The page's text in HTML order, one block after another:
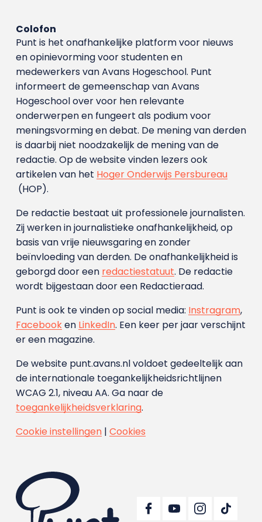
Colofon
Punt is het onafhankelijke platform voor nieuws
en opinievorming voor studenten en
medewerkers van Avans Hoge­school. Punt
informeert de gemeenschap van Avans
Hogeschool over voor hen relevante
onderwerpen en fungeert als podium voor
meningsvorming en debat. De mening van derden
is daarbij niet noodzakelijk de mening van de
redactie. Op de website vinden lezers ook
artikelen van het Hoger Onderwijs Persbureau
(HOP).
De redactie bestaat uit professionele journalisten.
Zij werken in journalistieke onafhankelijkheid, op
basis van vrije nieuwsgaring en zonder
beïnvloeding van derden. De onafhankelijkheid is
geborgd door een redactiestatuut. De redactie
wordt bijgestaan door een Redactieraad.
Punt is ook te vinden op social media: Instragram,
Facebooken LinkedIn. Een keer per jaar verschijnt
er een magazine.
De website punt.avans.nl voldoet gedeeltelijk aan
de internationale toegankelijkheidsrichtlijnen
WCAG 2.1, niveau AA. Ga naar de
toegankelijkheidsverklaring.
Cookie instellingen| Cookies